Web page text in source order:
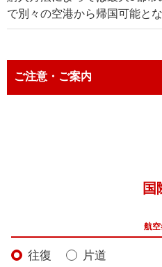
で別々の空港から帰国可能とな
ご注意・ご案内
国
航空
往復 片道